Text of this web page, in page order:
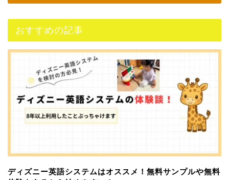
おすすめの記事
ディズニー英語システムはオススメ！無料サンプルや無料